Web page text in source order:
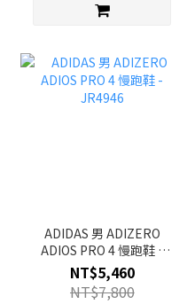
ADIDAS 男 ADIZERO
ADIOS PRO 4 慢跑鞋 -
JR4946
NT$5,460
NT$7,800